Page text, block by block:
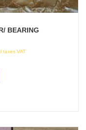
BEARING
taxes VAT